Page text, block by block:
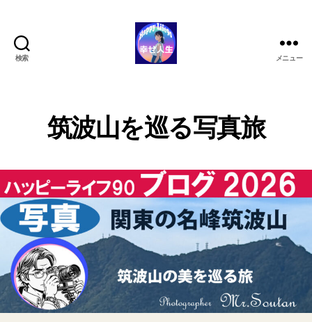
検索
ー
ラ
90
メニュー
筑波山を巡る写真旅